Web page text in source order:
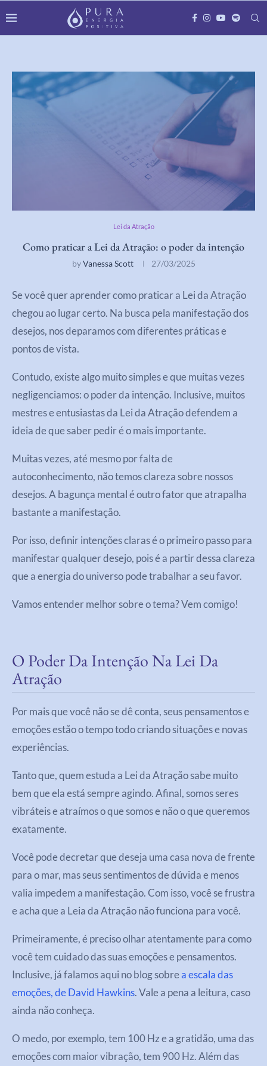
Lei da Atração
Como praticar a Lei da Atração: o poder da intenção
byVanessa Scott 27/03/2025
Se você quer aprender como praticar a Lei da Atração
chegou ao lugar certo. Na busca pela manifestação dos
desejos, nos deparamos com diferentes práticas e
pontos de vista.
Contudo, existe algo muito simples e que muitas vezes
negligenciamos: o poder da intenção. Inclusive, muitos
mestres e entusiastas da Lei da Atração defendem a
ideia de que saber pedir é o mais importante.
Muitas vezes, até mesmo por falta de
autoconhecimento, não temos clareza sobre nossos
desejos. A bagunça mental é outro fator que atrapalha
bastante a manifestação.
Por isso, definir intenções claras é o primeiro passo para
manifestar qualquer desejo, pois é a partir dessa clareza
que a energia do universo pode trabalhar a seu favor.
Vamos entender melhor sobre o tema? Vem comigo!
O Poder Da Intenção Na Lei Da
Atração
Por mais que você não se dê conta, seus pensamentos e
emoções estão o tempo todo criando situações e novas
experiências.
Tanto que, quem estuda a Lei da Atração sabe muito
bem que ela está sempre agindo. Afinal, somos seres
vibráteis e atraímos o que somos e não o que queremos
exatamente.
Você pode decretar que deseja uma casa nova de frente
para o mar, mas seus sentimentos de dúvida e menos
valia impedem a manifestação. Com isso, você se frustra
e acha que a Leia da Atração não funciona para você.
Primeiramente, é preciso olhar atentamente para como
você tem cuidado das suas emoções e pensamentos.
Inclusive, já falamos aqui no blog sobrea escala das
emoções, de David Hawkins. Vale a pena a leitura, caso
ainda não conheça.
O medo, por exemplo, tem 100 Hz e a gratidão, uma das
emoções com maior vibração, tem 900 Hz. Além das